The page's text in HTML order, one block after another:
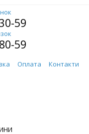
59
59
Оплата Контакти